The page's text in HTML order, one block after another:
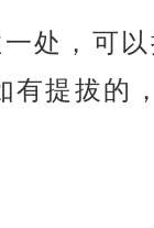
处，可
提拔的